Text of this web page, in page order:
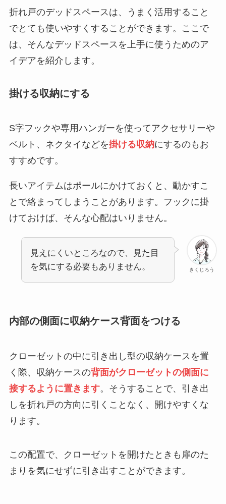
折れ戸のデッドスペースは、うまく活用すること
でとても使いやすくすることができます。ここで
は、そんなデッドスペースを上手に使うためのア
イデアを紹介します。
掛ける収納にする
S字フックや専用ハンガーを使ってアクセサリーや
ベルト、ネクタイなどを掛ける収納にするのもお
すすめです。
長いアイテムはポールにかけておくと、動かすこ
とで絡まってしまうことがあります。フックに掛
けておけば、そんな心配はいりません。
きくじろう
見えにくいところなので、見た目
を気にする必要もありません。
内部の側面に収納ケース背面をつける
クローゼットの中に引き出し型の収納ケースを置
く際、収納ケースの背面がクローゼットの側面に
接するように置きます。そうすることで、引き出
しを折れ戸の方向に引くことなく、開けやすくな
ります。
この配置で、クローゼットを開けたときも扉のた
まりを気にせずに引き出すことができます。